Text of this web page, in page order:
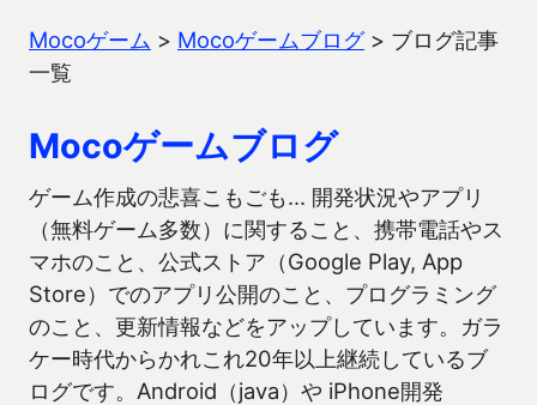
Mocoゲーム > Mocoゲームブログ> ブログ記事
一覧
Mocoゲームブログ
ゲーム作成の悲喜こもごも… 開発状況やアプリ
（無料ゲーム多数）に関すること、携帯電話やス
マホのこと、公式ストア（Google Play, App
Store）でのアプリ公開のこと、プログラミング
のこと、更新情報などをアップしています。ガラ
ケー時代からかれこれ20年以上継続しているブ
ログです。Android（java）や iPhone開発